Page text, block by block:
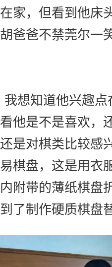
，但看到他床头
爸爸不禁莞尔一
想知道他兴趣点
他是不是喜欢，
是对棋类比较感
棋盘，这是用衣
附带的薄纸棋盘
了制作硬质棋盘